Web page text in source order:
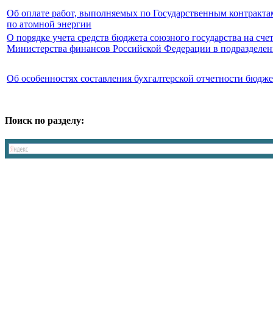
Об оплате работ, выполняемых по Государственным
по атомной энергии
О порядке учета средств бюджета союзного государства на
Министерства финансов Российской Федерации в
Об особенностях составления бухгалтерской отчетности
Поиск по разделу: